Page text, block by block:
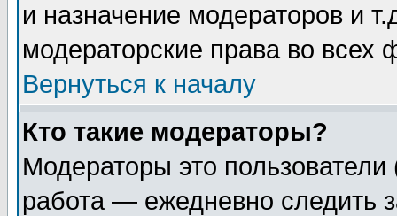
и назначение модераторов и
модераторские права во всех
Вернуться к началу
Кто такие модераторы?
Модераторы это
работа — ежедневно следить